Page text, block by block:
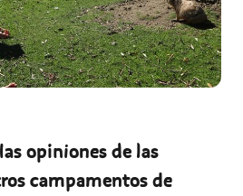
opiniones de las
campamentos de